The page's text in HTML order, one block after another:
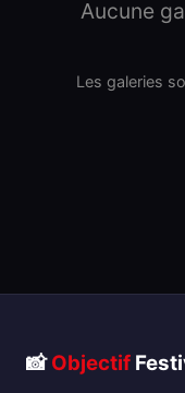
Aucune
Les galeries
📸Objectif